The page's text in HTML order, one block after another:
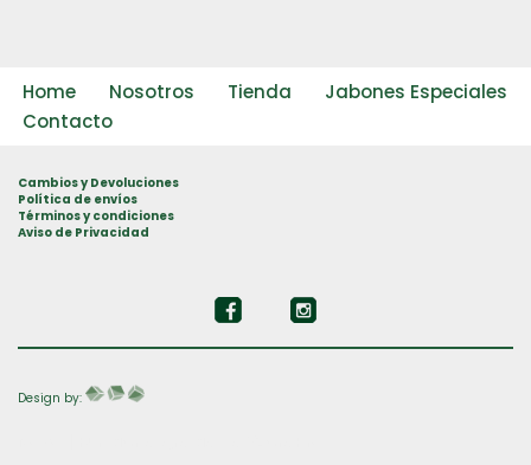
Home Nosotros Tienda
Jabones Especiales
Contacto
Cambios y Devoluciones
Política de envíos
Términos y condiciones
Aviso de Privacidad
Design by: